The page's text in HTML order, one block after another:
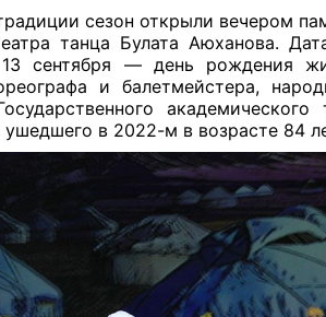
сезон открыли вечером
танца Булата Аюханова.
13 сентября — день рождения
и балетмейстера,
академического
ушедшего в 2022-м в возрасте 84